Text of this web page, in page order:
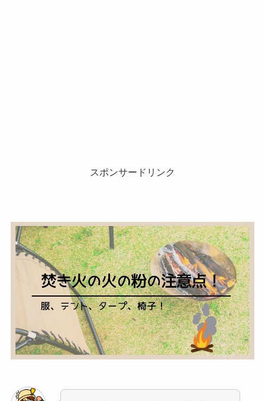
スポンサードリンク